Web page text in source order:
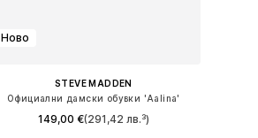
Ново
STEVE MADDEN
Официални дамски обувки 'Aalina'
149,00 €(291,42 лв.³)